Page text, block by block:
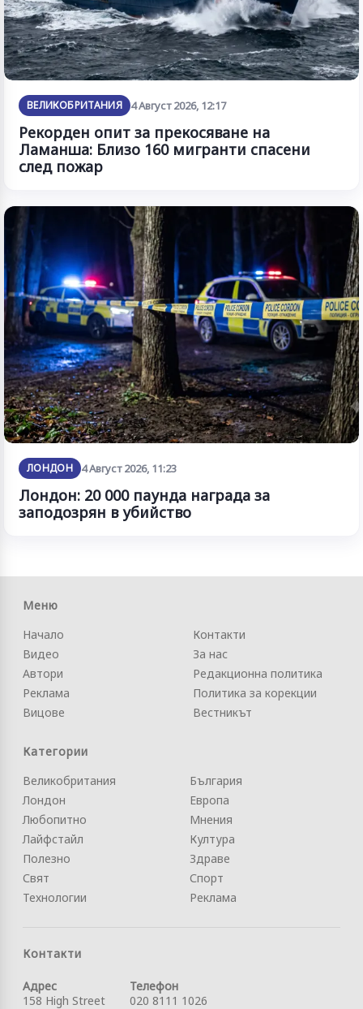
ВЕЛИКОБРИТАНИЯ 4 Август 2026, 12:17
Рекорден опит за прекосяване на
Ламанша: Близо 160 мигранти спасени
след пожар
ЛОНДОН 4 Август 2026, 11:23
Лондон: 20 000 паунда награда за
заподозрян в убийство
Меню
Начало
Видео
Автори
Реклама
Вицове
Контакти
За нас
Редакционна политика
Политика за корекции
Вестникът
Категории
Великобритания
Лондон
Любопитно
Лайфстайл
Полезно
Свят
Технологии
България
Европа
Мнения
Култура
Здраве
Спорт
Реклама
Контакти
Адрес
158 High Street
Телефон
020 8111 1026